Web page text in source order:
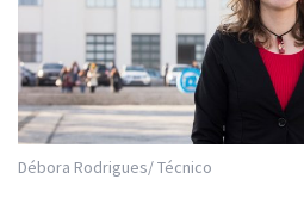
Débora Rodrigues/ Técnico